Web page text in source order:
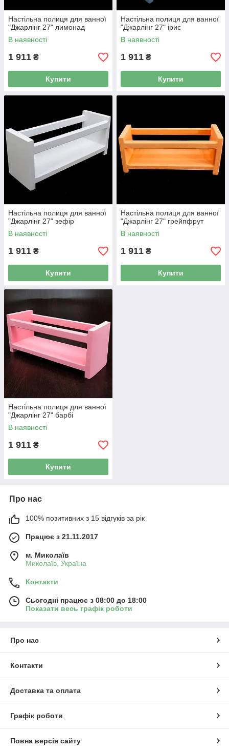
Настільна полиця для ванної
"Джарлінг 27" лимонад
В наявності
1 911 ₴
Купити
Настільна полиця для ванної
"Джарлінг 27" ірис
В наявності
1 911 ₴
Купити
Настільна полиця для ванної
"Джарлінг 27" зефір
В наявності
1 911 ₴
Купити
Настільна полиця для ванної
"Джарлінг 27" грейпфрут
В наявності
1 911 ₴
Купити
Настільна полиця для ванної
"Джарлінг 27" барбі
В наявності
1 911 ₴
Купити
Про нас
100% позитивних з 15 відгуків за рік
Працює з 21.11.2017
м. Миколаїв
Миколаїв, Україна
Контакти
Сьогодні працює з 08:00 до 18:00
Показати весь графік роботи
Про нас
Контакти
Доставка та оплата
Графік роботи
Повна версія сайту